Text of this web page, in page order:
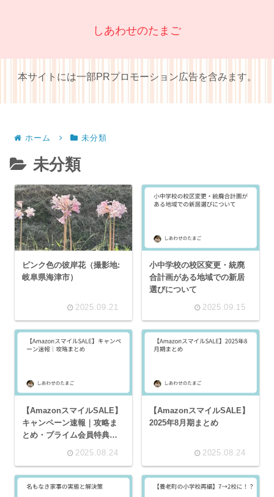
しあわせのたまご
本サイトには一部PRプロモーション広告を含みます。
ホーム 未分類
未分類
ピンク色の彼岸花（撮影地:
岐阜県海津市）
2025.09.21
小中学校の校区変更・統廃
合計画がある地域での新居
選びについて
2025.09.15
【AmazonスマイルSALE】
キャンペーン速報｜攻略ま
とめ・プライム会員特典・
目玉商品・タイムセール徹
2025.08.24
【AmazonスマイルSALE】
2025年8月期まとめ
2025.08.24